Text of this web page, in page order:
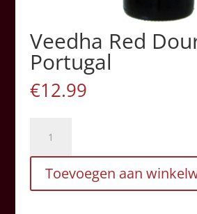
Veedha Red
Portugal
€12.99
Douro
Portugal
aantal
Toevoegen aan